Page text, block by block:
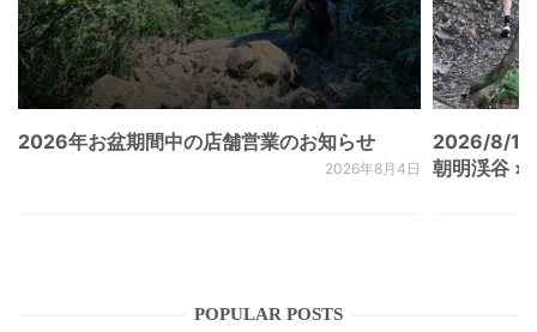
2026年お盆期間中の店舗営業のお知らせ
2026年8月4日
2026/8/
朝明渓谷 ×
POPULAR POSTS